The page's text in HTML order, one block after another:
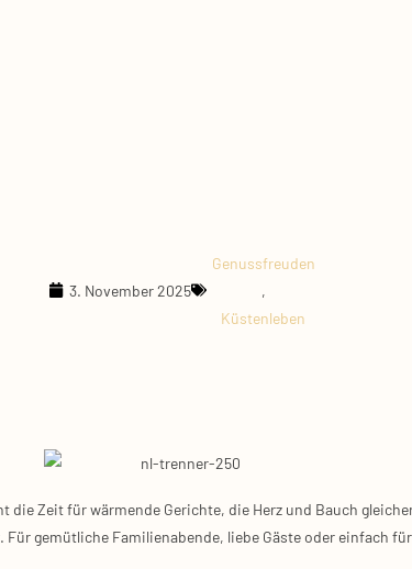
3. November 2025
Genussfreuden
,
Küstenleben
Zeit für wär­men­de Gerich­te, die Herz und Bauch
gemüt­li­che Fami­li­en­aben­de, lie­be Gäs­te oder ein­fach